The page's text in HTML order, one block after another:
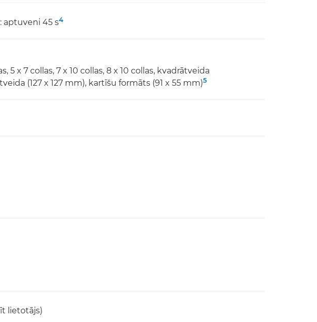
aptuveni 45 s4
5 x 7 collas, 7 x 10 collas, 8 x 10 collas, kvadrātveida
(127 x 127 mm), kartīšu formāts (91 x 55 mm)5
lietotājs)